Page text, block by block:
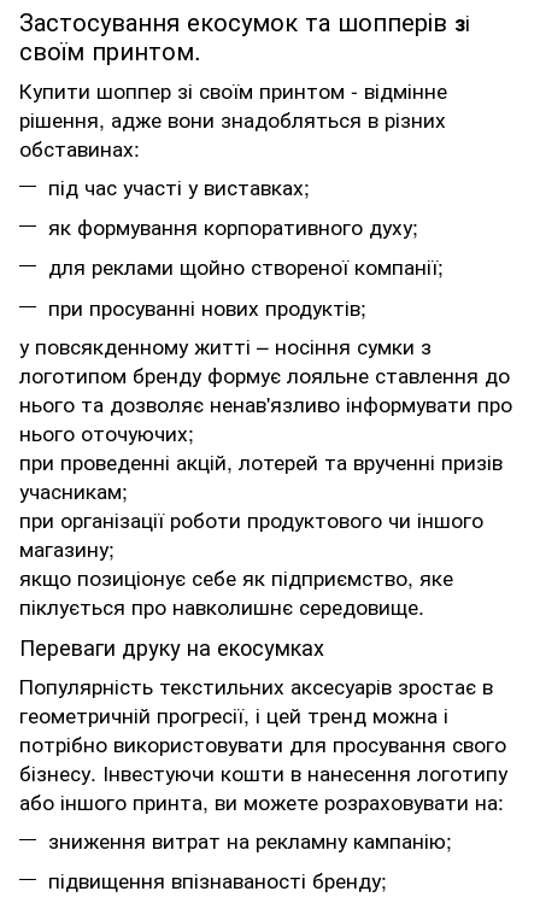
Застосування екосумок та шопперів зі
своїм принтом.
Купити шоппер зі своїм принтом - відмінне
рішення, адже вони знадобляться в різних
обставинах:
під час участі у виставках;
як формування корпоративного духу;
для реклами щойно створеної компанії;
при просуванні нових продуктів;
у повсякденному житті – носіння сумки з
логотипом бренду формує лояльне ставлення до
нього та дозволяє ненав'язливо інформувати про
нього оточуючих;
при проведенні акцій, лотерей та врученні призів
учасникам;
при організації роботи продуктового чи іншого
магазину;
якщо позиціонує себе як підприємство, яке
піклується про навколишнє середовище.
Переваги друку на екосумках
Популярність текстильних аксесуарів зростає в
геометричній прогресії, і цей тренд можна і
потрібно використовувати для просування свого
бізнесу. Інвестуючи кошти в нанесення логотипу
або іншого принта, ви можете розраховувати на:
зниження витрат на рекламну кампанію;
підвищення впізнаваності бренду;